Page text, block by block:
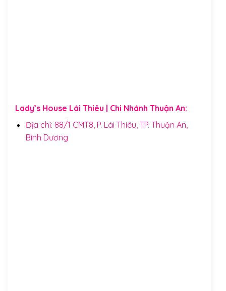
Lady’s House Lái Thiêu | Chi Nhánh Thuận An:
Địa chỉ: 88/1 CMT8, P. Lái Thiêu, TP. Thuận An,
Bình Dương